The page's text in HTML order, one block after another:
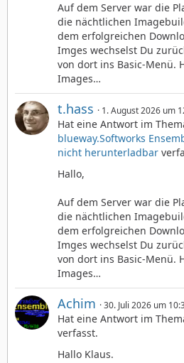
Auf dem Server war die
die nächtlichen
dem erfolgreichen
Imges wechselst Du
von dort ins Basic-Menü.
Images…
t.hass 1. August 2026 um
Hat eine Antwort im
blueway.Softworks
nicht herunterladbar
Hallo,
Auf dem Server war die
die nächtlichen
dem erfolgreichen
Imges wechselst Du
von dort ins Basic-Menü.
Images…
Achim 30. Juli 2026 um
Hat eine Antwort im
verfasst.
Hallo Klaus.